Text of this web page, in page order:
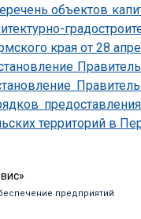
объектов
края от 28
территорий в
предприятий